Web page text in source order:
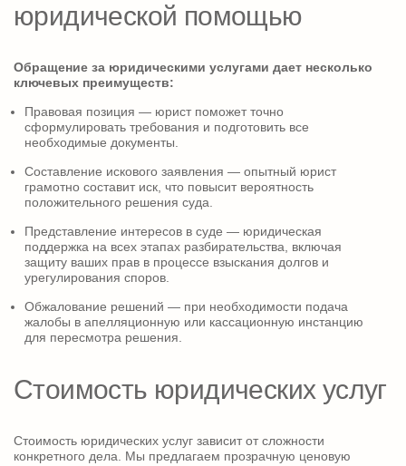
юридической помощью
Обращение за юридическими услугами дает несколько
ключевых преимуществ:
Правовая позиция — юрист поможет точно
сформулировать требования и подготовить все
необходимые документы.
Составление искового заявления — опытный юрист
грамотно составит иск, что повысит вероятность
положительного решения суда.
Представление интересов в суде — юридическая
поддержка на всех этапах разбирательства, включая
защиту ваших прав в процессе взыскания долгов и
урегулирования споров.
Обжалование решений — при необходимости подача
жалобы в апелляционную или кассационную инстанцию
для пересмотра решения.
Стоимость юридических услуг
Стоимость юридических услуг зависит от сложности
конкретного дела. Мы предлагаем прозрачную ценовую